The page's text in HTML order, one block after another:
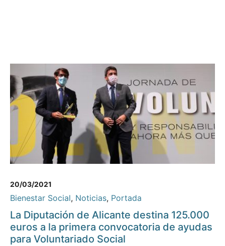
20/03/2021
Bienestar Social, Noticias, Portada
La Diputación de Alicante destina 125.000
euros a la primera convocatoria de ayudas
para Voluntariado Social